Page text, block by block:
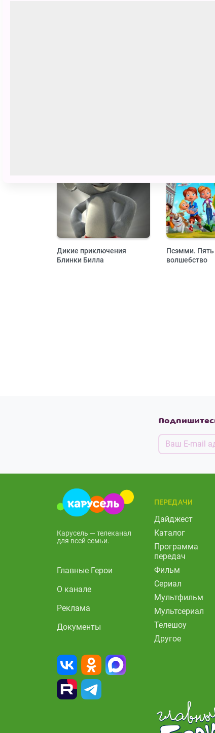
Дикие приключения
Блинки Билла
Псэмми. Пять
волшебство
Карусель — телеканал
для всей семьи.
Главные Герои
О канале
Реклама
Документы
ПЕРЕДАЧИ
Дайджест
Каталог
Программа
передач
Фильм
Сериал
Мультфильм
Мультсериал
Телешоу
Другое